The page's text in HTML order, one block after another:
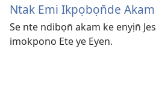
Ntak Emi Ikpọbọn̄de Akam
Se nte ndibọn̄ akam ke enyịn̄
imokpono Ete ye Eyen.